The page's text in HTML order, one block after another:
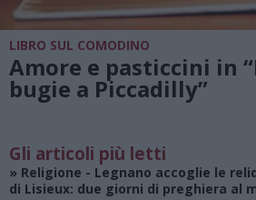
LIBRO SUL COMODINO
Amore e pasticcini in
bugie a Piccadilly”
Gli articoli più letti
» Religione - Legnano accoglie le
di Lisieux: due giorni di preghiera al